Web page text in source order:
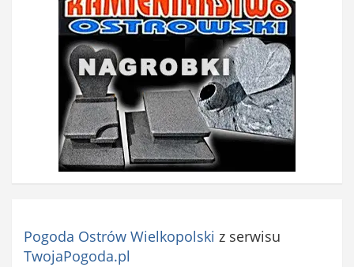
Pogoda Ostrów Wielkopolski z serwisu
TwojaPogoda.pl